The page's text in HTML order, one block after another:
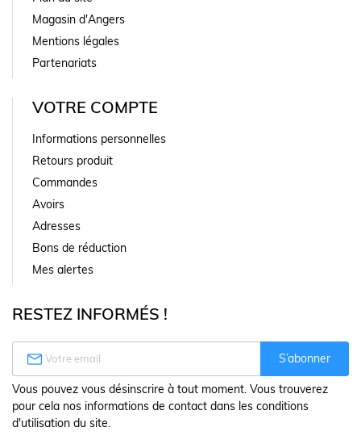
Magasin d'Angers
Mentions légales
Partenariats
VOTRE COMPTE
Informations personnelles
Retours produit
Commandes
Avoirs
Adresses
Bons de réduction
Mes alertes
RESTEZ INFORMÉS !
 S’abonner
Vous pouvez vous désinscrire à tout moment. Vous trouverez
pour cela nos informations de contact dans les conditions
d'utilisation du site.